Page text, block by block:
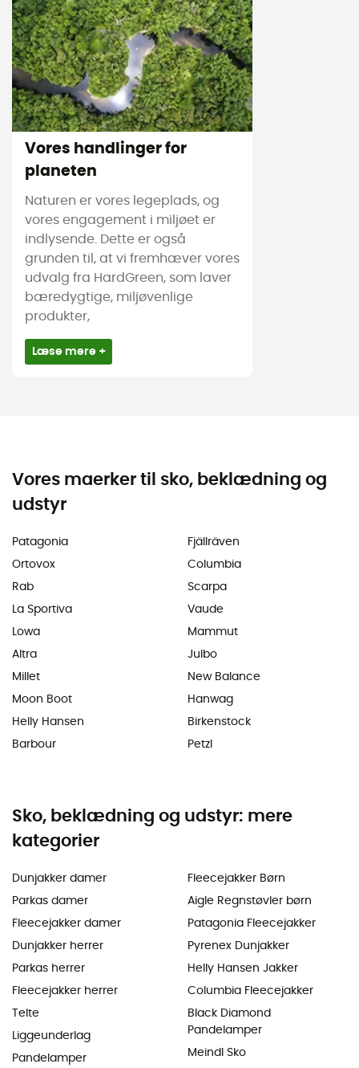
Vores handlinger for
planeten
Naturen er vores legeplads, og
vores engagement i miljøet er
indlysende. Dette er også
grunden til, at vi fremhæver vores
udvalg fra HardGreen, som laver
bæredygtige, miljøvenlige
produkter,
Læse mere +
Vores maerker til sko, beklædning og
udstyr
Patagonia
Ortovox
Rab
La Sportiva
Lowa
Altra
Millet
Moon Boot
Helly Hansen
Barbour
Fjällräven
Columbia
Scarpa
Vaude
Mammut
Julbo
New Balance
Hanwag
Birkenstock
Petzl
Sko, beklædning og udstyr: mere
kategorier
Dunjakker damer
Parkas damer
Fleecejakker damer
Dunjakker herrer
Parkas herrer
Fleecejakker herrer
Telte
Liggeunderlag
Pandelamper
Fleecejakker Børn
Aigle Regnstøvler børn
Patagonia Fleecejakker
Pyrenex Dunjakker
Helly Hansen Jakker
Columbia Fleecejakker
Black Diamond
Pandelamper
Meindl Sko